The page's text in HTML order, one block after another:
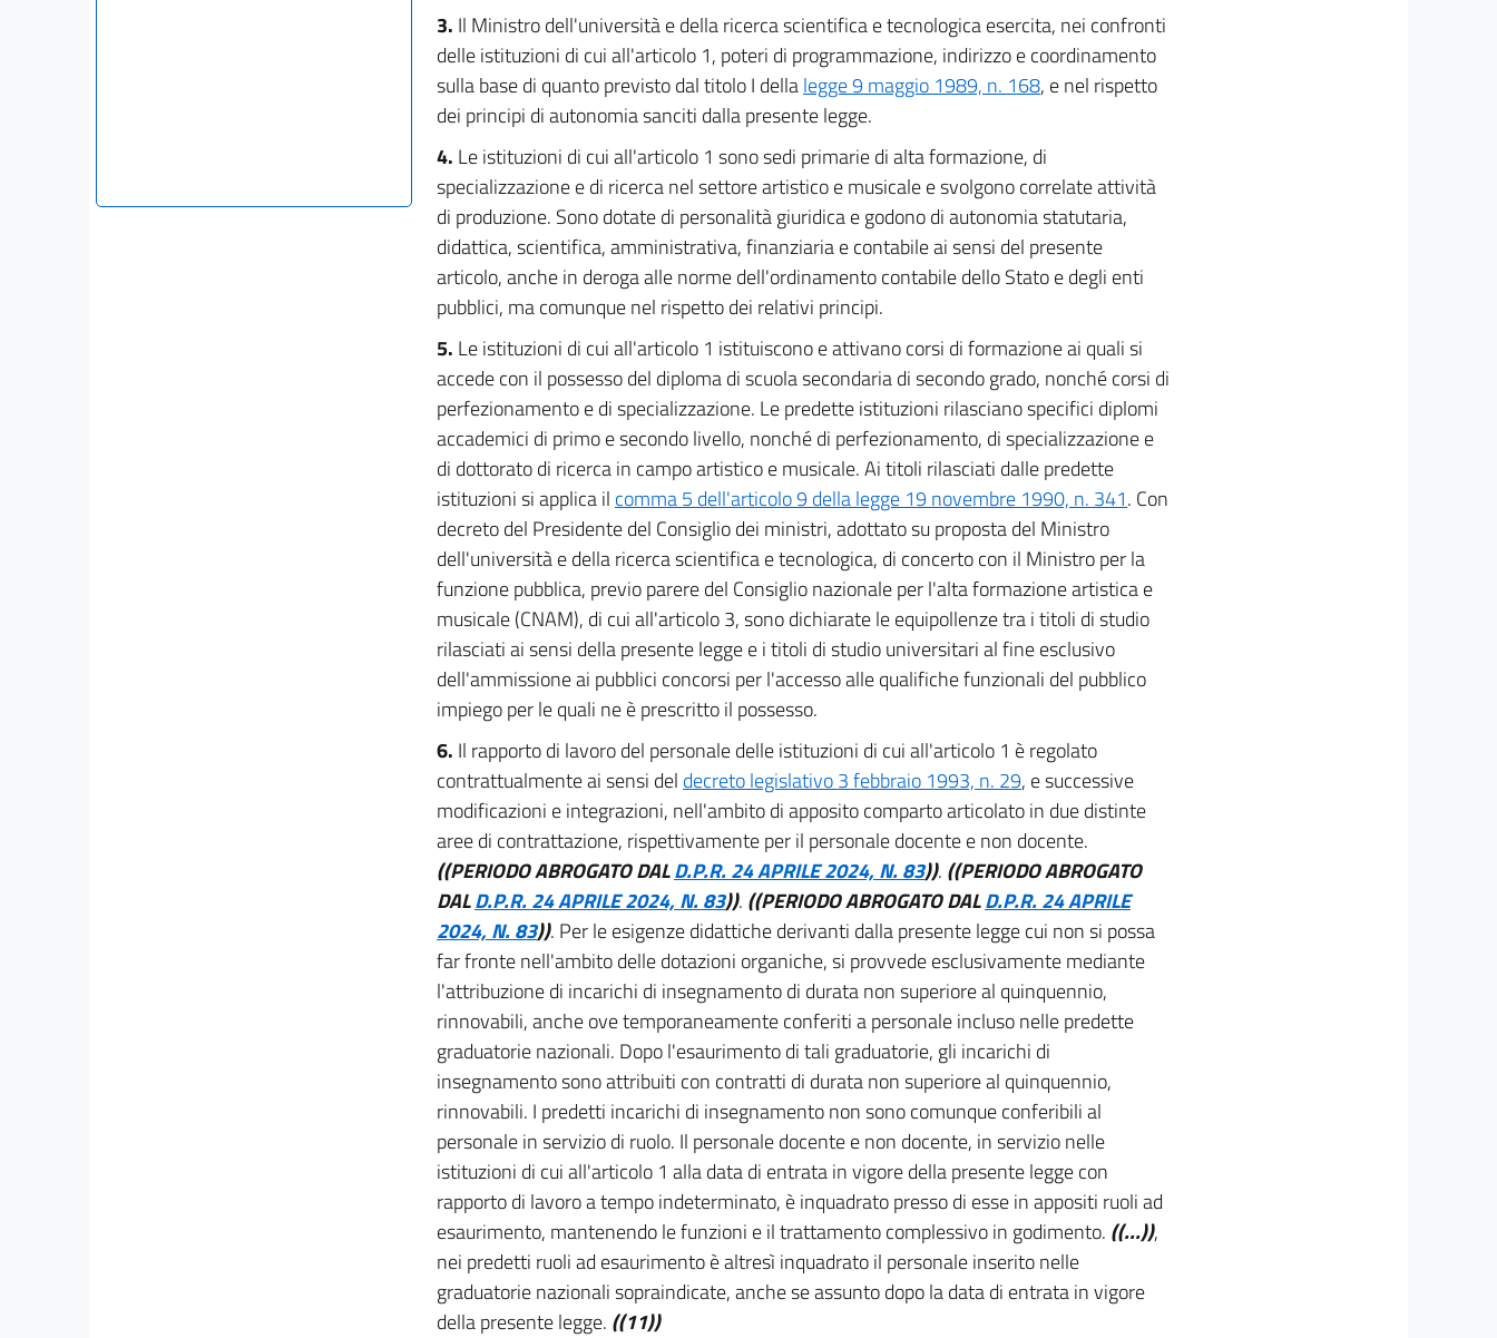
3. Il Ministro dell'università e della ricerca scientifica e tecnologica esercita, nei confronti
delle istituzioni di cui all'articolo 1, poteri di programmazione, indirizzo e coordinamento
sulla base di quanto previsto dal titolo I dellalegge 9 maggio 1989, n. 168, e nel rispetto
dei principi di autonomia sanciti dalla presente legge.
4. Le istituzioni di cui all'articolo 1 sono sedi primarie di alta formazione, di
specializzazione e di ricerca nel settore artistico e musicale e svolgono correlate attività
di produzione. Sono dotate di personalità giuridica e godono di autonomia statutaria,
didattica, scientifica, amministrativa, finanziaria e contabile ai sensi del presente
articolo, anche in deroga alle norme dell'ordinamento contabile dello Stato e degli enti
pubblici, ma comunque nel rispetto dei relativi principi.
5. Le istituzioni di cui all'articolo 1 istituiscono e attivano corsi di formazione ai quali si
accede con il possesso del diploma di scuola secondaria di secondo grado, nonché corsi di
perfezionamento e di specializzazione. Le predette istituzioni rilasciano specifici diplomi
accademici di primo e secondo livello, nonché di perfezionamento, di specializzazione e
di dottorato di ricerca in campo artistico e musicale. Ai titoli rilasciati dalle predette
istituzioni si applica il comma 5 dell'articolo 9 della legge 19 novembre 1990, n. 341. Con
decreto del Presidente del Consiglio dei ministri, adottato su proposta del Ministro
dell'università e della ricerca scientifica e tecnologica, di concerto con il Ministro per la
funzione pubblica, previo parere del Consiglio nazionale per l'alta formazione artistica e
musicale (CNAM), di cui all'articolo 3, sono dichiarate le equipollenze tra i titoli di studio
rilasciati ai sensi della presente legge e i titoli di studio universitari al fine esclusivo
dell'ammissione ai pubblici concorsi per l'accesso alle qualifiche funzionali del pubblico
impiego per le quali ne è prescritto il possesso.
6. Il rapporto di lavoro del personale delle istituzioni di cui all'articolo 1 è regolato
contrattualmente ai sensi del decreto legislativo 3 febbraio 1993, n. 29, e successive
modificazioni e integrazioni, nell'ambito di apposito comparto articolato in due distinte
aree di contrattazione, rispettivamente per il personale docente e non docente.
((PERIODO ABROGATO DALD.P.R. 24 APRILE 2024, N. 83)). ((PERIODO ABROGATO
DALD.P.R. 24 APRILE 2024, N. 83)). ((PERIODO ABROGATO DALD.P.R. 24 APRILE
2024, N. 83)). Per le esigenze didattiche derivanti dalla presente legge cui non si possa
far fronte nell'ambito delle dotazioni organiche, si provvede esclusivamente mediante
l'attribuzione di incarichi di insegnamento di durata non superiore al quinquennio,
rinnovabili, anche ove temporaneamente conferiti a personale incluso nelle predette
graduatorie nazionali. Dopo l'esaurimento di tali graduatorie, gli incarichi di
insegnamento sono attribuiti con contratti di durata non superiore al quinquennio,
rinnovabili. I predetti incarichi di insegnamento non sono comunque conferibili al
personale in servizio di ruolo. Il personale docente e non docente, in servizio nelle
istituzioni di cui all'articolo 1 alla data di entrata in vigore della presente legge con
rapporto di lavoro a tempo indeterminato, è inquadrato presso di esse in appositi ruoli ad
esaurimento, mantenendo le funzioni e il trattamento complessivo in godimento. ((...)),
nei predetti ruoli ad esaurimento è altresì inquadrato il personale inserito nelle
graduatorie nazionali sopraindicate, anche se assunto dopo la data di entrata in vigore
della presente legge. ((11))